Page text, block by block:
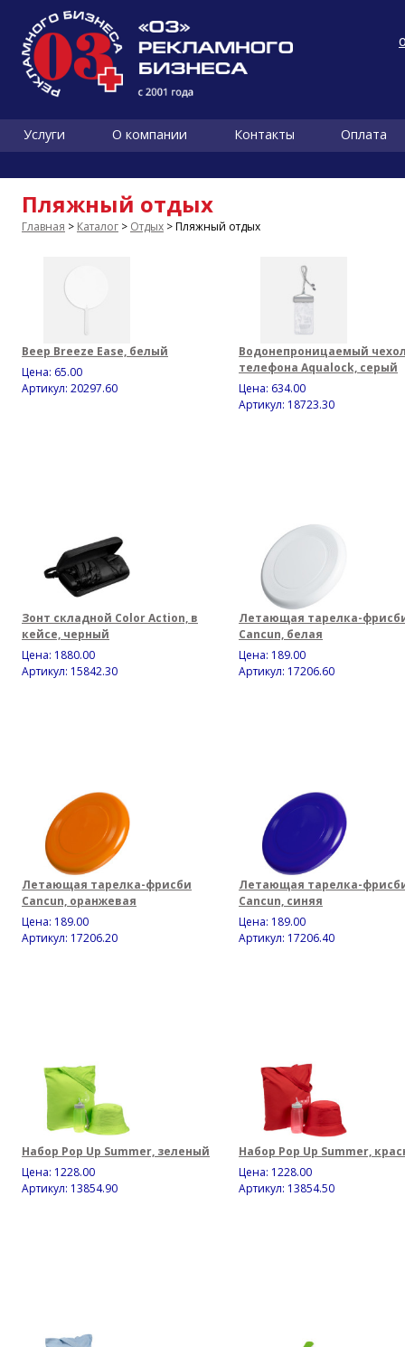
Услуги О компании Контакты Оплата
Пляжный отдых
Главная > Каталог > Отдых > Пляжный отдых
Веер Breeze Ease, белый
Цена: 65.00
Артикул: 20297.60
Водонепроницаемый
телефона Aqualock, серый
Цена: 634.00
Артикул: 18723.30
Зонт складной Color Action, в
кейсе, черный
Цена: 1880.00
Артикул: 15842.30
Летающая тарелка-
Cancun, белая
Цена: 189.00
Артикул: 17206.60
Летающая тарелка-фрисби
Cancun, оранжевая
Цена: 189.00
Артикул: 17206.20
Летающая тарелка-
Cancun, синяя
Цена: 189.00
Артикул: 17206.40
Набор Pop Up Summer, зеленый
Цена: 1228.00
Артикул: 13854.90
Набор Pop Up Summer,
Цена: 1228.00
Артикул: 13854.50